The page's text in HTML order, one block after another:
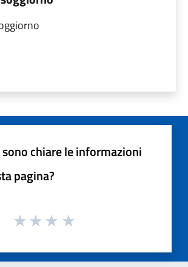
chiare le informazioni
pagina?